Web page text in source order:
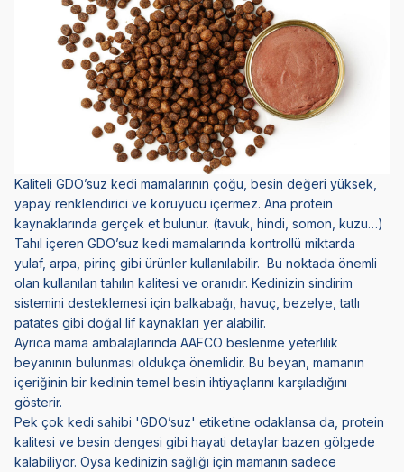
Kaliteli GDO’suz kedi mamalarının çoğu, besin değeri yüksek,
yapay renklendirici ve koruyucu içermez. Ana protein
kaynaklarında gerçek et bulunur. (tavuk, hindi, somon, kuzu…)
Tahıl içeren GDO’suz kedi mamalarında kontrollü miktarda
yulaf, arpa, pirinç gibi ürünler kullanılabilir. Bu noktada önemli
olan kullanılan tahılın kalitesi ve oranıdır. Kedinizin sindirim
sistemini desteklemesi için balkabağı, havuç, bezelye, tatlı
patates gibi doğal lif kaynakları yer alabilir.
Ayrıca mama ambalajlarında AAFCO beslenme yeterlilik
beyanının bulunması oldukça önemlidir. Bu beyan, mamanın
içeriğinin bir kedinin temel besin ihtiyaçlarını karşıladığını
gösterir.
Pek çok kedi sahibi 'GDO’suz' etiketine odaklansa da, protein
kalitesi ve besin dengesi gibi hayati detaylar bazen gölgede
kalabiliyor. Oysa kedinizin sağlığı için mamanın sadece